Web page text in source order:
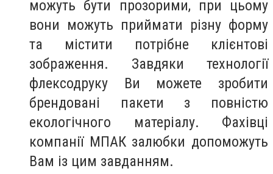
можуть бути прозорими, при цьому
вони можуть приймати різну форму
та містити потрібне клієнтові
зображення. Завдяки технології
флексодруку Ви можете зробити
брендовані пакети з повністю
екологічного матеріалу. Фахівці
компанії МПАК залюбки допоможуть
Вам із цим завданням.